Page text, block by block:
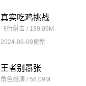
真实吃鸡挑战
飞行射击 / 139.09M
2024-06-09更新
王者别嚣张
角色扮演 / 56.09M